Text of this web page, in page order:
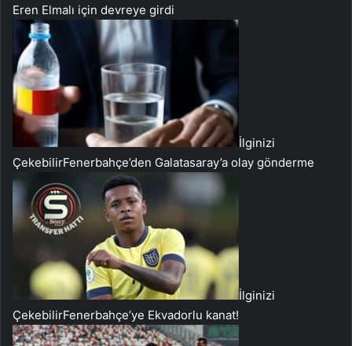
Eren Elmalı için devreye girdi
İlginizi
ÇekebilirFenerbahçe’den Galatasaray’a olay gönderme
İlginizi
ÇekebilirFenerbahçe’ye Ekvadorlu kanat!